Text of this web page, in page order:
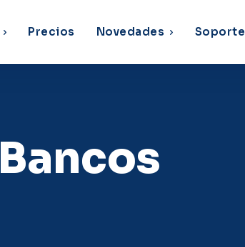
Precios Novedades Soporte
Bancos